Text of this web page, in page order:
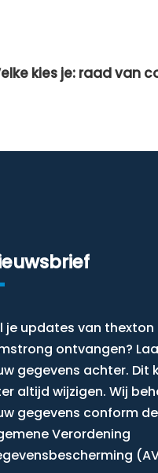
kies je: raad van
je updates van thexton
ontvangen?
gegevens achter. Dit
altijd wijzigen. Wij
gegevens conform de
Verordening